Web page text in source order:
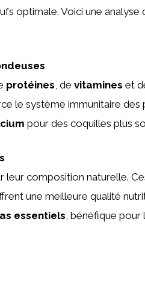
optimale. Voici une analyse
protéines , de vitamines et
le système immunitaire des
pour des coquilles plus
leur composition naturelle.
une meilleure qualité
essentiels, bénéfique pour